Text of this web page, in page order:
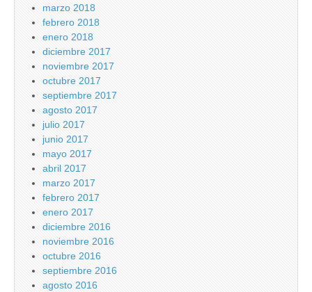
marzo 2018
febrero 2018
enero 2018
diciembre 2017
noviembre 2017
octubre 2017
septiembre 2017
agosto 2017
julio 2017
junio 2017
mayo 2017
abril 2017
marzo 2017
febrero 2017
enero 2017
diciembre 2016
noviembre 2016
octubre 2016
septiembre 2016
agosto 2016